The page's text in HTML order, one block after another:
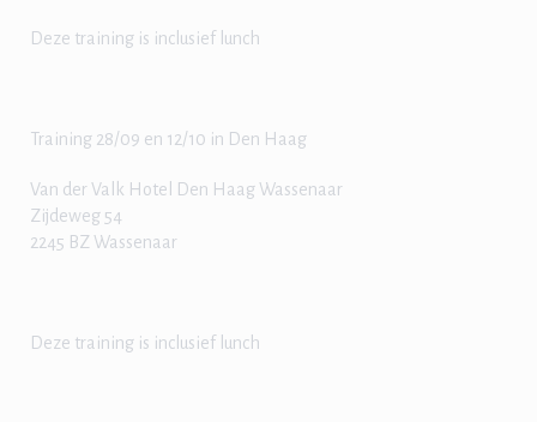
Deze training is inclusief lunch
Training 28/09 en 12/10 in Den Haag
Van der Valk Hotel Den Haag Wassenaar
Zijdeweg 54
2245 BZ Wassenaar
Deze training is inclusief lunch